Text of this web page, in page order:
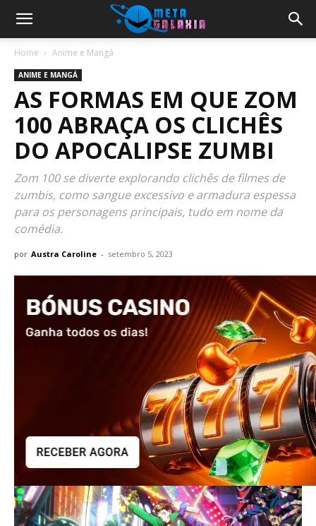
Home Anime e Mangá
ANIME E MANGÁ
AS FORMAS EM QUE ZOM
100 ABRAÇA OS CLICHÊS
DO APOCALIPSE ZUMBI
Zom 100 se diverte explorando clichês de filmes de
zumbis, como sangue excessivo e armadura espessa
para os personagens principais, tudo em nome da
comédia.
por Austra Caroline - setembro 5, 2023